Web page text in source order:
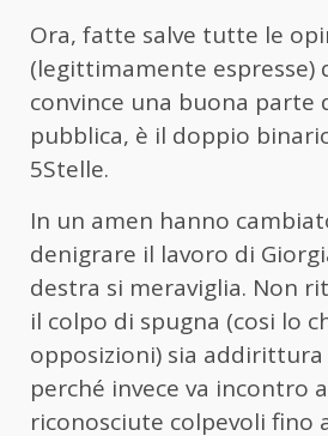
Ora, fatte salve tutte le
(legittimamente espresse)
convince una buona parte
pubblica, è il doppio
5Stelle.
In un amen hanno
denigrare il lavoro di
destra si meraviglia. Non
il colpo di spugna (cosi lo
opposizioni) sia
perché invece va incontro
riconosciute colpevoli fino